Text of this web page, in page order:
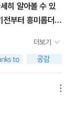
학 의학부 교수,
쿠 대학 의학부
루 富田 勝 / 일본
대학원 의학계
쓰자키 다카시
생물과학과 교
단법인 암연구회
가요코 齋藤加
히 알아볼 수 있
전부터 흥미롭더라
어떻게 설명해
어요 ​​ Newton Hi
본부터 맞춤 의료,
나와 똑같은 사
신경, 지능, 체질,
우리의 설계도인
더보기